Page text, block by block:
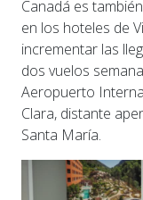
Canadá es
en los hoteles de
incrementar las
dos vuelos
Aeropuerto
Clara, distante
Santa María.